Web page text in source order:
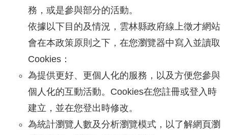
務，或是參與部分的活動。
依據以下目的及情況，雲林縣政府線上徵才網站
會在本政策原則之下，在您瀏覽器中寫入並讀取
Cookies：
為提供更好、更個人化的服務，以及方便您參與
個人化的互動活動。Cookies在您註冊或登入時
建立，並在您登出時修改。
為統計瀏覽人數及分析瀏覽模式，以了解網頁瀏